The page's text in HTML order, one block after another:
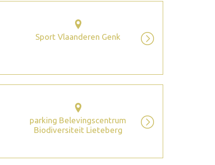
Sport Vlaanderen Genk
parking Belevingscentrum
Biodiversiteit Lieteberg